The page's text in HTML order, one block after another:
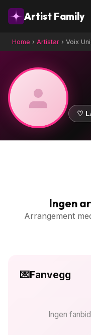
Artist Family
Home › Artistar › Voix
♡
Ingen
Arrangement
💌Fanvegg
Ingen